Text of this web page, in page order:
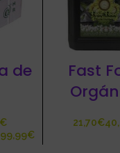
de
€
€
Fast
€